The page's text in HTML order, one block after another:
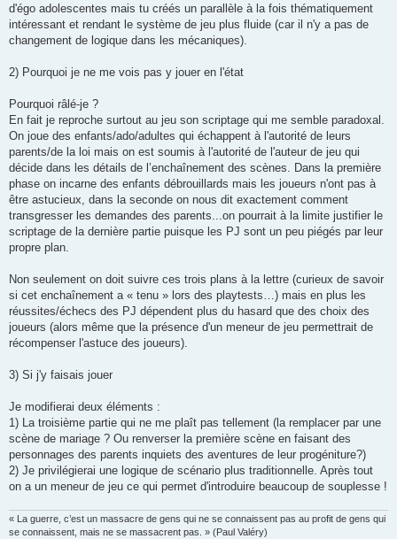
d'égo adolescentes mais tu créés un parallèle à la fois thématiquement
intéressant et rendant le système de jeu plus fluide (car il n'y a pas de
changement de logique dans les mécaniques).
2) Pourquoi je ne me vois pas y jouer en l'état
Pourquoi râlé-je ?
En fait je reproche surtout au jeu son scriptage qui me semble paradoxal.
On joue des enfants/ado/adultes qui échappent à l'autorité de leurs
parents/de la loi mais on est soumis à l'autorité de l'auteur de jeu qui
décide dans les détails de l’enchaînement des scènes. Dans la première
phase on incarne des enfants débrouillards mais les joueurs n'ont pas à
être astucieux, dans la seconde on nous dit exactement comment
transgresser les demandes des parents...on pourrait à la limite justifier le
scriptage de la dernière partie puisque les PJ sont un peu piégés par leur
propre plan.
Non seulement on doit suivre ces trois plans à la lettre (curieux de savoir
si cet enchaînement a « tenu » lors des playtests…) mais en plus les
réussites/échecs des PJ dépendent plus du hasard que des choix des
joueurs (alors même que la présence d'un meneur de jeu permettrait de
récompenser l'astuce des joueurs).
3) Si j'y faisais jouer
Je modifierai deux éléments :
1) La troisième partie qui ne me plaît pas tellement (la remplacer par une
scène de mariage ? Ou renverser la première scène en faisant des
personnages des parents inquiets des aventures de leur progéniture?)
2) Je privilégierai une logique de scénario plus traditionnelle. Après tout
on a un meneur de jeu ce qui permet d'introduire beaucoup de souplesse !
« La guerre, c’est un massacre de gens qui ne se connaissent pas au profit de gens qui
se connaissent, mais ne se massacrent pas. » (Paul Valéry)